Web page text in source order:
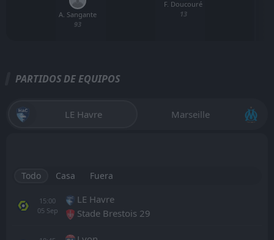
A. Sangante
93
F. Doucouré
13
PARTIDOS DE EQUIPOS
LE Havre Marseille
Todo Casa Fuera
15:00
05 Sep
LE Havre
Stade Brestois 29